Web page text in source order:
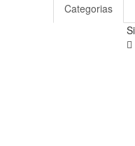
Categorias